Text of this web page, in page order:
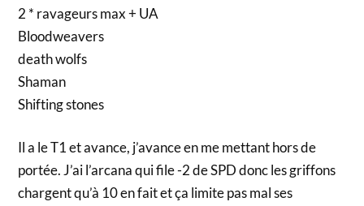
2 * ravageurs max + UA
Bloodweavers
death wolfs
Shaman
Shifting stones
Il a le T1 et avance, j’avance en me mettant hors de
portée. J’ai l’arcana qui file -2 de SPD donc les griffons
chargent qu’à 10 en fait et ça limite pas mal ses